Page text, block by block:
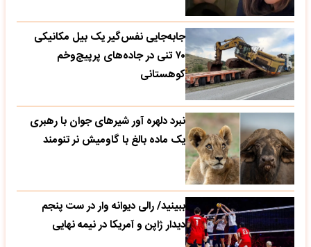
جابه‌جایی نفس‌گیر یک بیل مکانیکی
۷۰ تنی در جاده‌های پرپیچ‌وخم
کوهستانی
نبرد دلهره آور شیرهای جوان با رهبری
یک ماده بالغ با گاومیش نر تنومند
ببینید/ رالی دیوانه وار در ست پنجم
دیدار ژاپن و آمریکا در نیمه نهایی